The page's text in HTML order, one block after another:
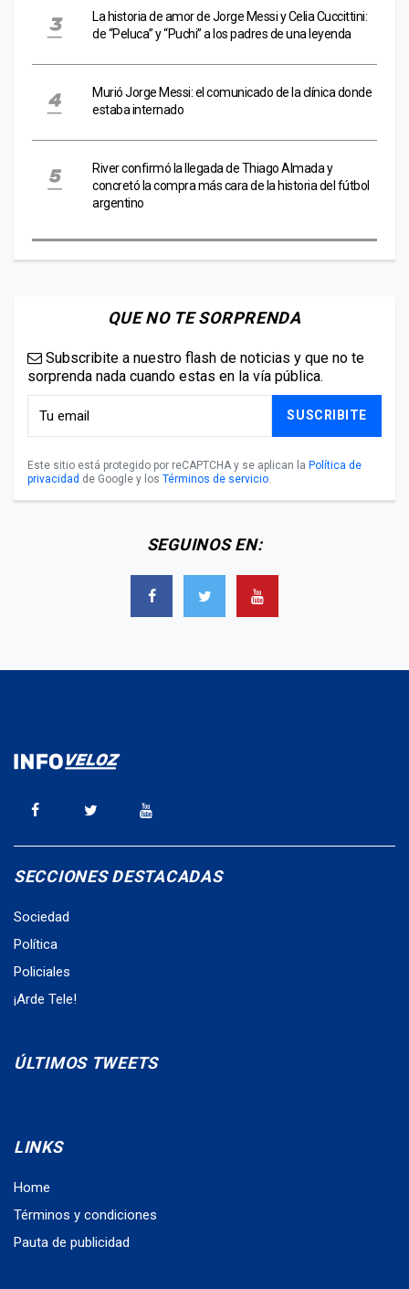
La historia de amor de Jorge Messi y Celia Cuccittini:
de “Peluca” y “Puchi” a los padres de una leyenda
Murió Jorge Messi: el comunicado de la clínica donde
estaba internado
River confirmó la llegada de Thiago Almada y
concretó la compra más cara de la historia del fútbol
argentino
QUE NO TE SORPRENDA
Subscribite a nuestro flash de noticias y que no te
sorprenda nada cuando estas en la vía pública.
SUSCRIBITE
Este sitio está protegido por reCAPTCHA y se aplican la Política de
privacidad de Google y los Términos de servicio.
SEGUINOS EN:
SECCIONES DESTACADAS
Sociedad
Política
Policiales
¡Arde Tele!
ÚLTIMOS TWEETS
LINKS
Home
Términos y condiciones
Pauta de publicidad